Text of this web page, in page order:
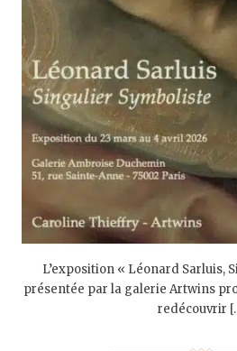
L’exposition « Léonard Sarluis,
présentée par la galerie Artwins
redécouvrir